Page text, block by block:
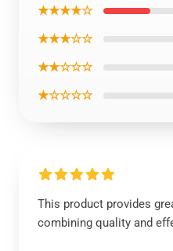
★★★★☆
★★★☆☆
★★☆☆☆
★☆☆☆☆
This product provides
combining quality and